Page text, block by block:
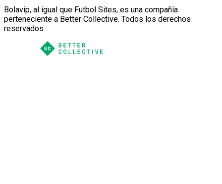
Bolavip, al igual que Futbol Sites, es una compañía
perteneciente a Better Collective. Todos los derechos
reservados